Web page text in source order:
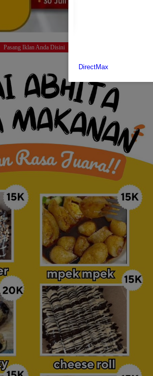
Pasang Iklan Anda Disini